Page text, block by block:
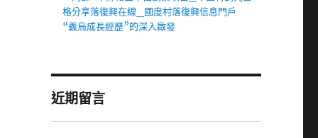
格分享落復興在線_國度村落復興信息門戶
“義烏成長經歷”的深入啟發
近期留言